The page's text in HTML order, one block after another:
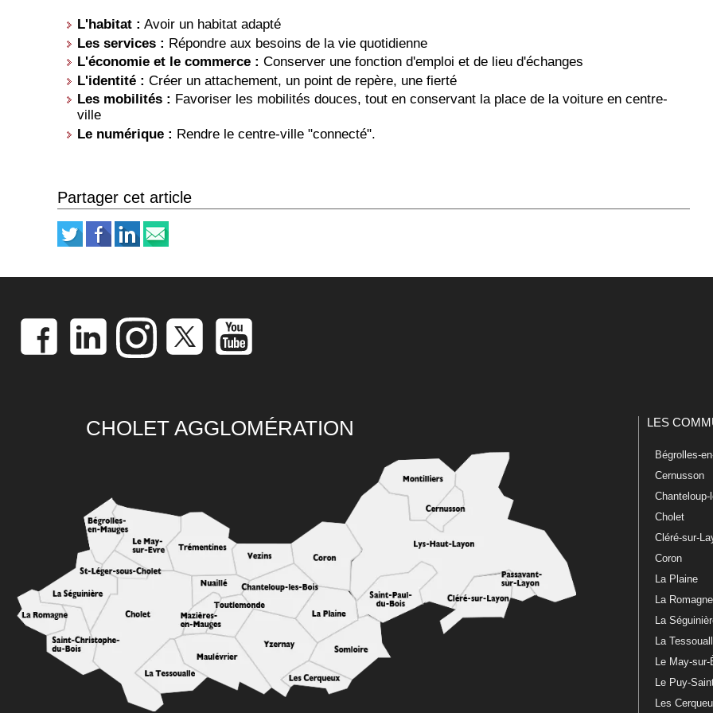
L'habitat : Avoir un habitat adapté
Les services : Répondre aux besoins de la vie quotidienne
L'économie et le commerce : Conserver une fonction d'emploi et de lieu d'échanges
L'identité : Créer un attachement, un point de repère, une fierté
Les mobilités : Favoriser les mobilités douces, tout en conservant la place de la voiture en centre-
ville
Le numérique : Rendre le centre-ville "connecté".
Partager cet article
CHOLET AGGLOMÉRATION LES
Bégrolles-
Cernusson
Chanteloup-
Cholet
Cléré-sur-
Coron
La Plaine
La Romagne
La
La
Le May-sur-
Le Puy-
Les